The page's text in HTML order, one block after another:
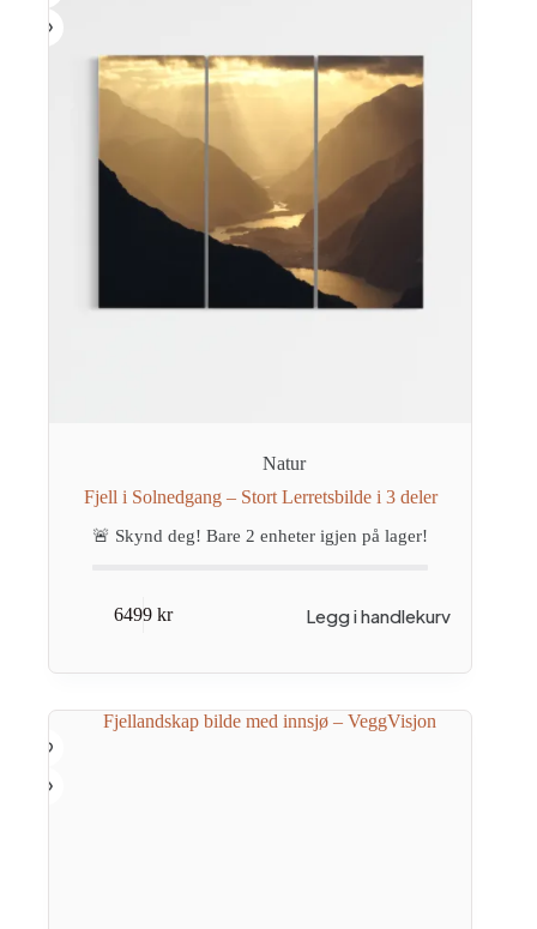
Natur
Fjell i Solnedgang – Stort Lerretsbilde i 3 deler
🚨 Skynd deg! Bare 2 enheter igjen på lager!
6499 kr Legg i handlekurv